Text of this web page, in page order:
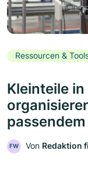
Ressourcen &
Kleinteile
FW Von Redaktion